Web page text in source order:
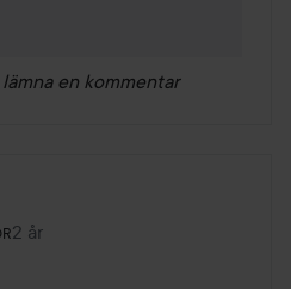
en kommentar
Lyko Creator.
2 år
Inlägget skapades 2 år